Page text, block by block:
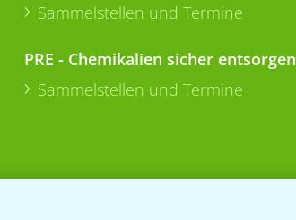
Sammelstellen und Termine
PRE - Chemikalien sicher entsorgen
Sammelstellen und Termine